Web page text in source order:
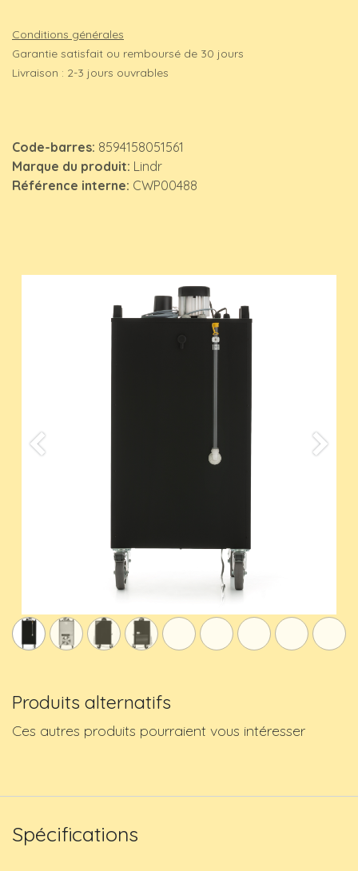
Conditions générales
Garantie satisfait ou remboursé de 30 jours
Livraison : 2-3 jours ouvrables
Code-barres: 8594158051561
Marque du produit: Lindr
Référence interne: CWP00488
Previous
Produits alternatifs
Ces autres produits pourraient vous intéresser
Spécifications